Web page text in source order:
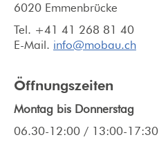
6020 Emmenbrücke
Tel. +41 41 268 81 40
E-Mail. info@mobau.ch
Öffnungszeiten
Montag bis Donnerstag
06.30-12:00 / 13:00-17:30